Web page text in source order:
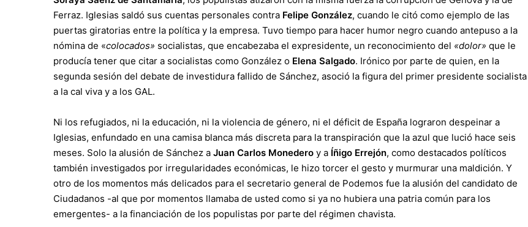
Ferraz. Iglesias saldó sus cuentas personales contra Felipe González, cuando le citó como ejemplo de las
puertas giratorias entre la política y la empresa. Tuvo tiempo para hacer humor negro cuando antepuso a la
nómina de «colocados» socialistas, que encabezaba el expresidente, un reconocimiento del «dolor» que le
producía tener que citar a socialistas como González o Elena Salgado. Irónico por parte de quien, en la
segunda sesión del debate de investidura fallido de Sánchez, asoció la figura del primer presidente socialista
a la cal viva y a los GAL.
Ni los refugiados, ni la educación, ni la violencia de género, ni el déficit de España lograron despeinar a
Iglesias, enfundado en una camisa blanca más discreta para la transpiración que la azul que lució hace seis
meses. Solo la alusión de Sánchez a Juan Carlos Monedero y a Íñigo Errejón, como destacados políticos
también investigados por irregularidades económicas, le hizo torcer el gesto y murmurar una maldición. Y
otro de los momentos más delicados para el secretario general de Podemos fue la alusión del candidato de
Ciudadanos -al que por momentos llamaba de usted como si ya no hubiera una patria común para los
emergentes- a la financiación de los populistas por parte del régimen chavista.